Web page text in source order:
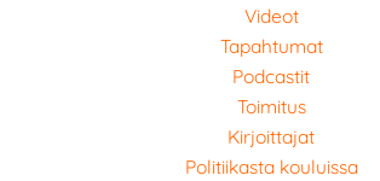
Videot
Tapahtumat
Podcastit
Toimitus
Kirjoittajat
Politiikasta kouluissa